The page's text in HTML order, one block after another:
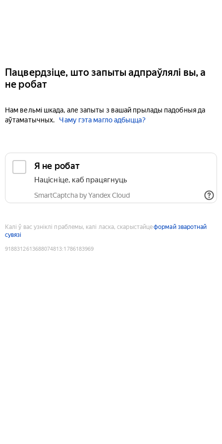
Пацвердзіце, што запыты адпраўлялі вы, а
не робат
Нам вельмі шкада, але запыты з вашай прылады падобныя да
аўтаматычных.
Чаму гэта магло адбыцца?
Я не робат
Націсніце, каб працягнуць
SmartCaptcha by Yandex Cloud
Калі ў вас узніклі праблемы, калі ласка, скарыстайцеформай зваротнай
сувязі
9188312613688074813:1786183969